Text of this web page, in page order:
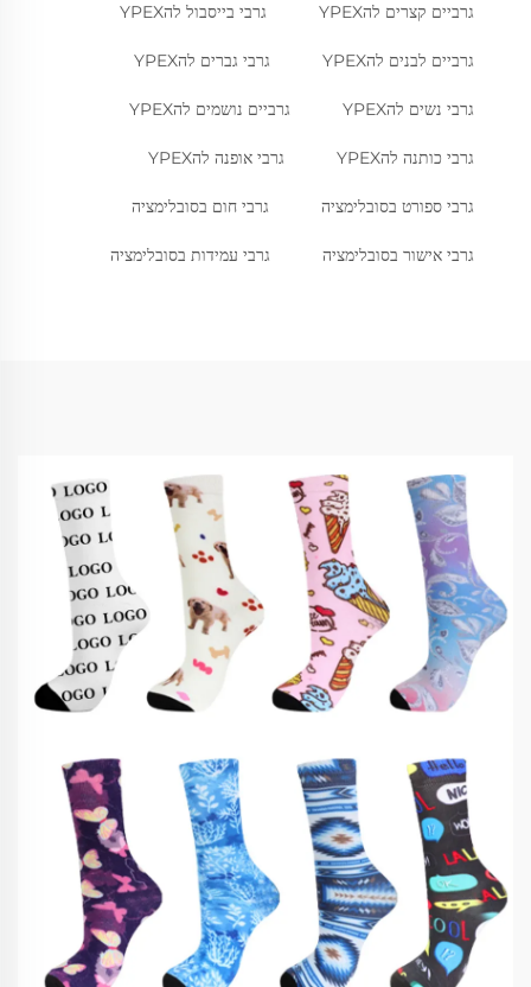
גרביים קצרים להYPEX גרבי בייסבול להYPEX
גרביים לבנים להYPEX גרבי גברים להYPEX
גרבי נשים להYPEX גרביים נושמים להYPEX
גרבי כותנה להYPEX גרבי אופנה להYPEX
גרבי ספורט בסובלימציה גרבי חום בסובלימציה
גרבי אישור בסובלימציה גרבי עמידות בסובלימציה